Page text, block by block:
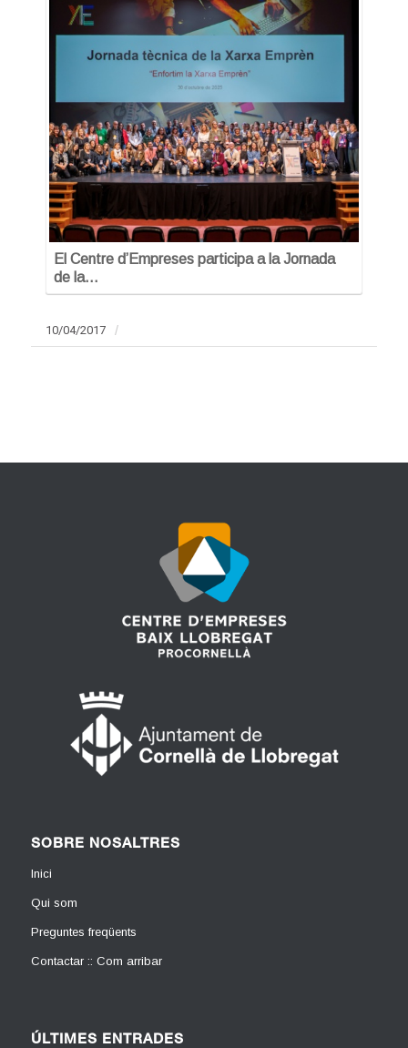
El Centre d’Empreses participa a la Jornada
de la…
10/04/2017 /
SOBRE NOSALTRES
Inici
Qui som
Preguntes freqüents
Contactar :: Com arribar
ÚLTIMES ENTRADES